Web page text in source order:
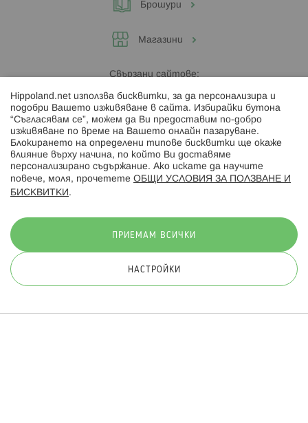
Брошури
Магазини
Свързани сайтове:
Hippoland.ro
Последвайте ни:
© 2026 Hippoland.net. Всички права запазени
Hippoland.net използва бисквитки, за да персонализира и
подобри Вашето изживяване в сайта. Избирайки бутона
“Съгласявам се”, можем да Ви предоставим по-добро
изживяване по време на Вашето онлайн пазаруване.
Блокирането на определени типове бисквитки ще окаже
влияние върху начина, по който Ви доставяме
персонализирано съдържание. Ако искате да научите
повече, моля, прочетете ОБЩИ УСЛОВИЯ ЗА ПОЛЗВАНЕ И
БИСКВИТКИ .
ПРИЕМАМ ВСИЧКИ
НАСТРОЙКИ